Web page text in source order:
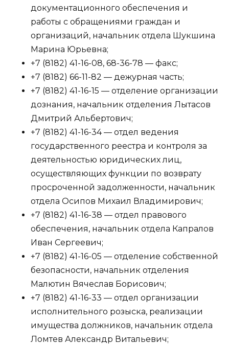
документационного обеспечения и
работы с обращениями граждан и
организаций, начальник отдела Шукшина
Марина Юрьевна;
+7 (8182) 41-16-08, 68-36-78 — факс;
+7 (8182) 66-11-82 — дежурная часть;
+7 (8182) 41-16-15 — отделение организации
дознания, начальник отделения Лытасов
Дмитрий Альбертович;
+7 (8182) 41-16-34 — отдел ведения
государственного реестра и контроля за
деятельностью юридических лиц,
осуществляющих функции по возврату
просроченной задолженности, начальник
отдела Осипов Михаил Владимирович;
+7 (8182) 41-16-38 — отдел правового
обеспечения, начальник отдела Капралов
Иван Сергеевич;
+7 (8182) 41-16-05 — отделение собственной
безопасности, начальник отделения
Малютин Вячеслав Борисович;
+7 (8182) 41-16-33 — отдел организации
исполнительного розыска, реализации
имущества должников, начальник отдела
Ломтев Александр Витальевич;